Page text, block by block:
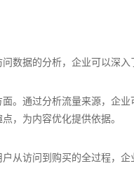
数据的分析，企业可以深入
。通过分析流量来源，企
，为内容优化提供依据。
从访问到购买的全过程，